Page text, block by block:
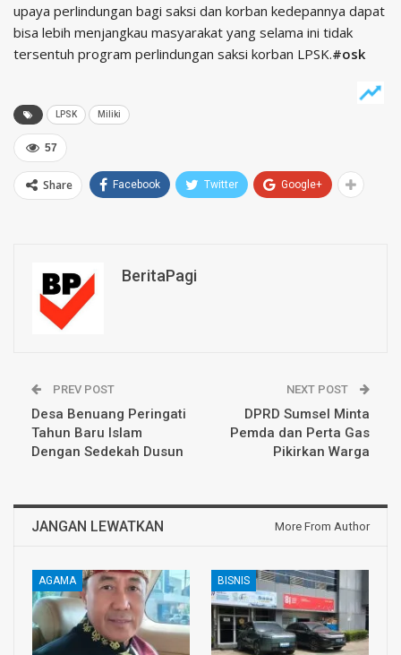
upaya perlindungan bagi saksi dan korban kedepannya dapat
bisa lebih menjangkau masyarakat yang selama ini tidak
tersentuh program perlindungan saksi korban LPSK.#osk
LPSK Miliki
57
Share Facebook Twitter Google+
BeritaPagi
PREV POST
Desa Benuang Peringati
Tahun Baru Islam
Dengan Sedekah Dusun
NEXT POST
DPRD Sumsel Minta
Pemda dan Perta Gas
Pikirkan Warga
JANGAN LEWATKAN More From Author
AGAMA BISNIS